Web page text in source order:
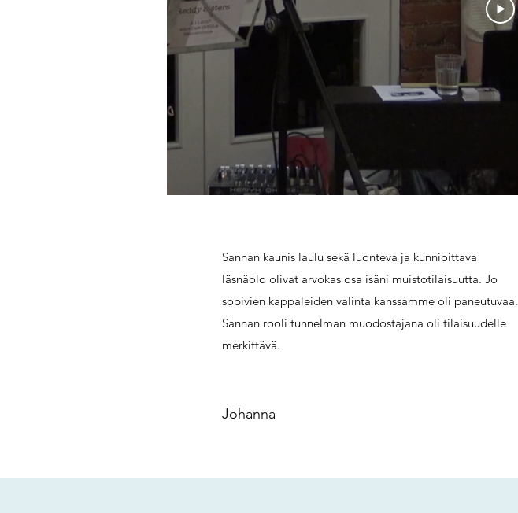
Sannan kaunis laulu sekä luonteva ja kunnioittava
läsnäolo olivat arvokas osa isäni muistotilaisuutta. Jo
sopivien kappaleiden valinta kanssamme oli paneutuvaa.
Sannan rooli tunnelman muodostajana oli tilaisuudelle
merkittävä.
Johanna